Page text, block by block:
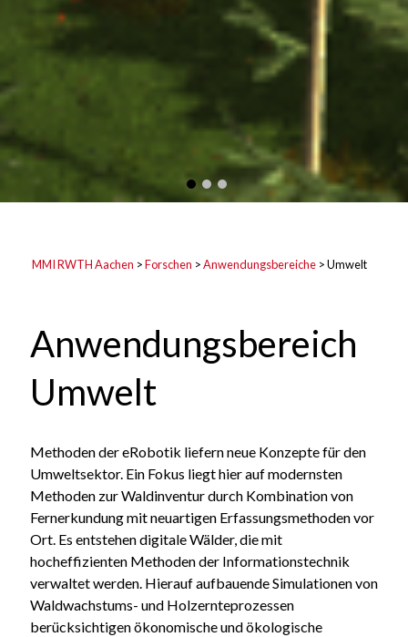
MMI RWTH Aachen >Forschen >Anwendungsbereiche>Umwelt
Anwendungsbereich
Umwelt
Methoden der eRobotik liefern neue Konzepte für den
Umweltsektor. Ein Fokus liegt hier auf modernsten
Methoden zur Waldinventur durch Kombination von
Fernerkundung mit neuartigen Erfassungsmethoden vor
Ort. Es entstehen digitale Wälder, die mit
hocheffizienten Methoden der Informationstechnik
verwaltet werden. Hierauf aufbauende Simulationen von
Waldwachstums- und Holzernteprozessen
berücksichtigen ökonomische und ökologische